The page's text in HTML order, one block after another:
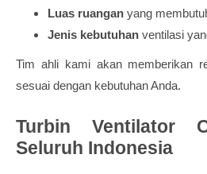
Luas ruangan yang
Jenis kebutuhan ventilasi
Tim ahli kami akan memberikan
sesuai dengan kebutuhan Anda.
Turbin Ventilator
Seluruh Indonesia